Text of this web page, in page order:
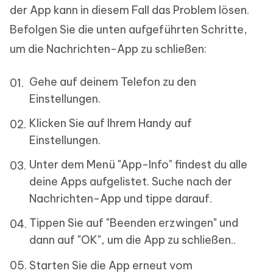
der App kann in diesem Fall das Problem lösen.
Befolgen Sie die unten aufgeführten Schritte,
um die Nachrichten-App zu schließen:
Gehe auf deinem Telefon zu den
Einstellungen.
Klicken Sie auf Ihrem Handy auf
Einstellungen.
Unter dem Menü "App-Info" findest du alle
deine Apps aufgelistet. Suche nach der
Nachrichten-App und tippe darauf.
Tippen Sie auf "Beenden erzwingen" und
dann auf "OK", um die App zu schließen..
Starten Sie die App erneut vom